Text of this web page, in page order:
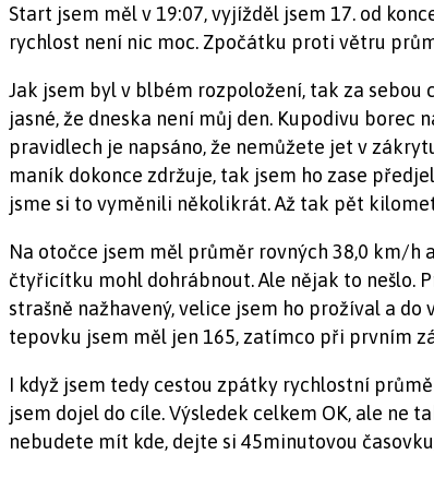
Start jsem měl v 19:07, vyjížděl jsem 17. od
rychlost není nic moc. Zpočátku proti větru
Jak jsem byl v blbém rozpoložení, tak za
jasné, že dneska není můj den. Kupodivu
pravidlech je napsáno, že nemůžete jet v
maník dokonce zdržuje, tak jsem ho zase
jsme si to vyměnili několikrát. Až tak pět
Na otočce jsem měl průměr rovných 38,0 km/h
čtyřicítku mohl dohrábnout. Ale nějak to nešlo.
strašně nažhavený, velice jsem ho prožíval a
tepovku jsem měl jen 165, zatímco při prvním
I když jsem tedy cestou zpátky rychlostní
jsem dojel do cíle. Výsledek celkem OK, ale ne
nebudete mít kde, dejte si 45minutovou